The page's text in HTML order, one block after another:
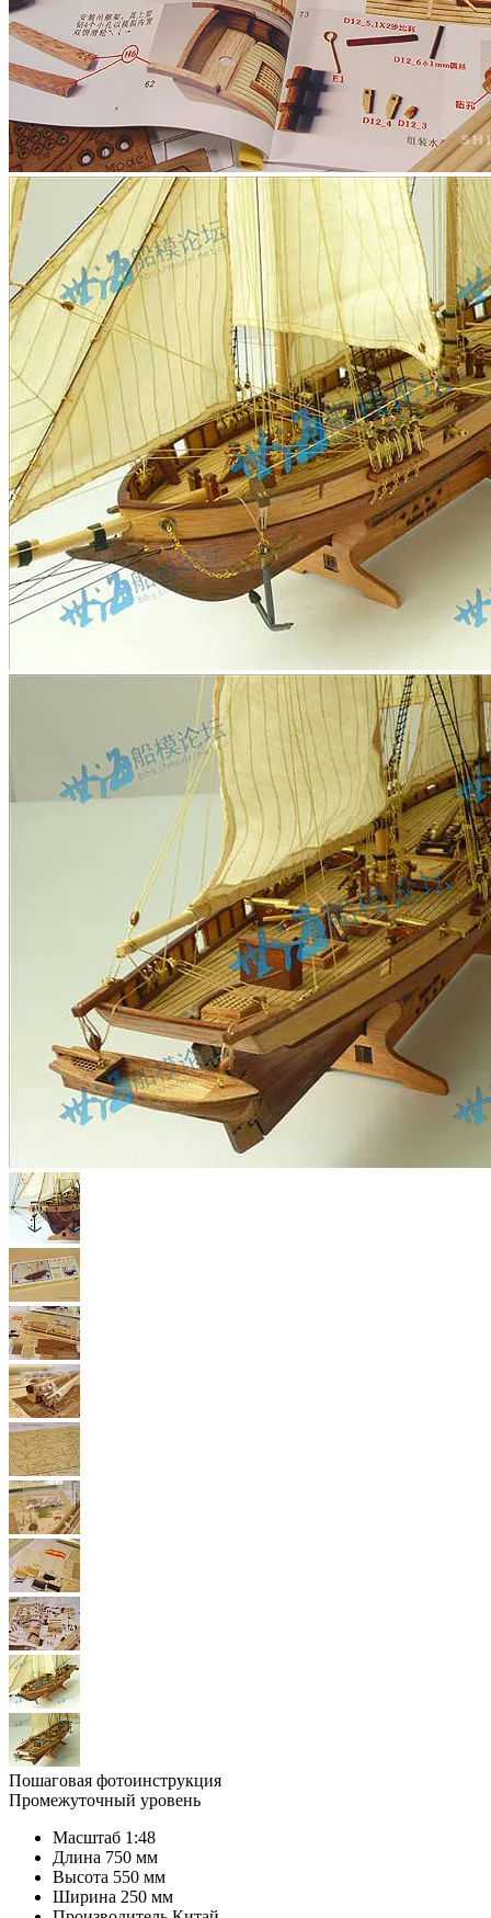
Пошаговая фотоинструкция
Промежуточный уровень
Масштаб 1:48
Длина 750 мм
Высота 550 мм
Ширина 250 мм